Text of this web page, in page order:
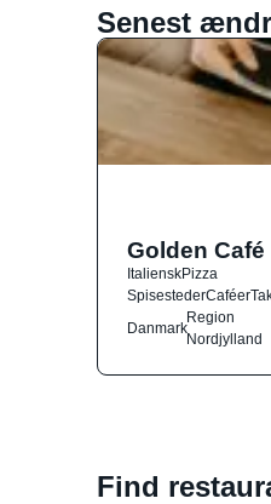
Senest
Golden Café
ItalienskPizza
SpisestederCaféer
Danmark
Region
Nordjylland
Find